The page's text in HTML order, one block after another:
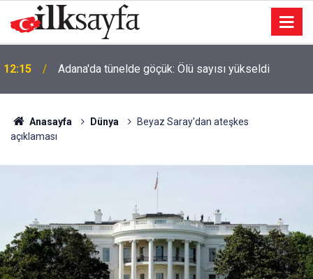
12:15 Adana'da tünelde göçük: Ölü sayısı yükseldi
11:22 Güdül Kaymakamı evlendi, nikahı Ayık kıydı
Anasayfa Dünya
Beyaz Saray'dan ateşkes
açıklaması